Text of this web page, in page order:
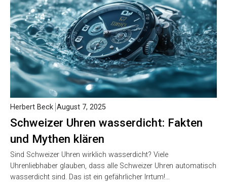
Schweizer Uhren wasserdicht: Fakten
und Mythen klären
Herbert Beck August 7, 2025
Sind Schweizer Uhren wirklich wasserdicht? Viele
Uhrenliebhaber glauben, dass alle Schweizer Uhren automatisch
wasserdicht sind. Das ist ein gefährlicher Irrtum!…